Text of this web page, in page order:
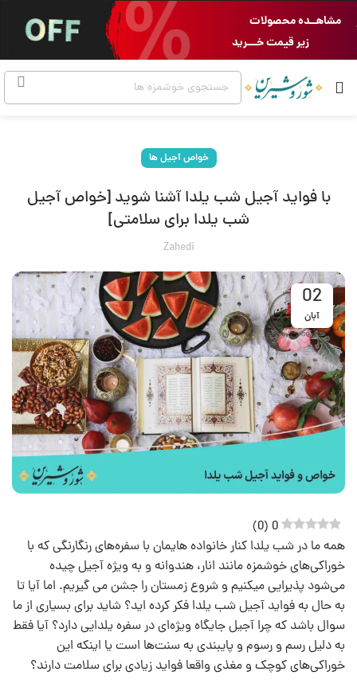
مشاهــده محصولات
زیر قیمت خـــرید
خواص آجیل ها
با فواید آجیل شب یلدا آشنا شوید [خواص آجیل
شب یلدا برای سلامتی]
Zahedi
02
آبان
0
(
0
)
همه ما در شب یلدا کنار خانواده هایمان با سفره‌های رنگارنگی که با
خوراکی‌های خوشمزه مانند انار، هندوانه و به ویژه آجیل چیده
می‌شود پذیرایی میکنیم و شروع زمستان را جشن می گیریم. اما آیا تا
به حال به فواید آجیل شب یلدا فکر کرده اید؟ شاید برای بسیاری از ما
سوال باشد که چرا آجیل جایگاه ویژه‌ای در سفره یلدایی دارد؟ آیا فقط
به دلیل رسم و رسوم و پایبندی به سنت‌ها است یا اینکه این
خوراکی‌های کوچک و مغذی واقعا فواید زیادی برای سلامت دارند؟